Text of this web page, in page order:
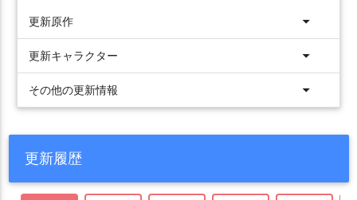
更新原作 arrow_drop_down
更新キャラクター arrow_drop_down
その他の更新情報 arrow_drop_down
更新履歴